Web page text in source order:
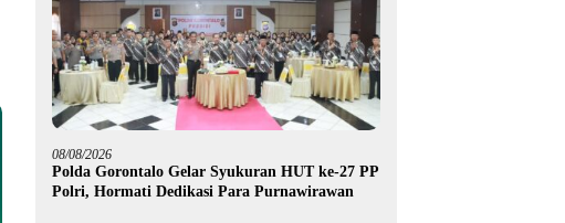
08/08/2026
Polda Gorontalo Gelar Syukuran HUT ke-27 PP
Polri, Hormati Dedikasi Para Purnawirawan